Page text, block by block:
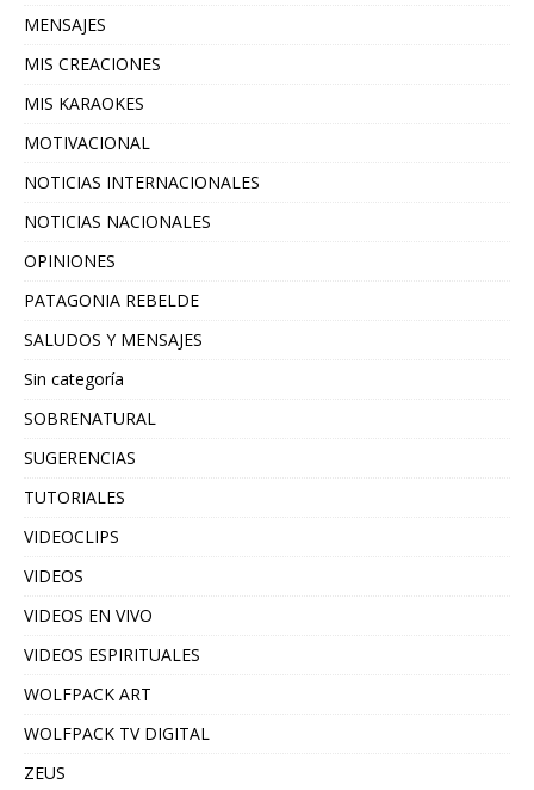
MENSAJES
MIS CREACIONES
MIS KARAOKES
MOTIVACIONAL
NOTICIAS INTERNACIONALES
NOTICIAS NACIONALES
OPINIONES
PATAGONIA REBELDE
SALUDOS Y MENSAJES
Sin categoría
SOBRENATURAL
SUGERENCIAS
TUTORIALES
VIDEOCLIPS
VIDEOS
VIDEOS EN VIVO
VIDEOS ESPIRITUALES
WOLFPACK ART
WOLFPACK TV DIGITAL
ZEUS